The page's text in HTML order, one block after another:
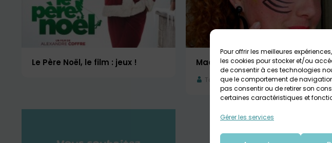
Pour offrir les meilleures
les cookies pour stocker et/ou
de consentir à ces technologies
que le comportement de
pas consentir ou de retirer son
certaines caractéristiques et
Gérer les services
Le Père Noël, le film : jeux ! Maquillage Angry Bird-tribal
Tout public